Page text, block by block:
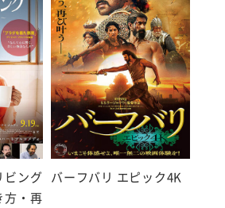
ビング
方・再
バーフバリ エピック4K